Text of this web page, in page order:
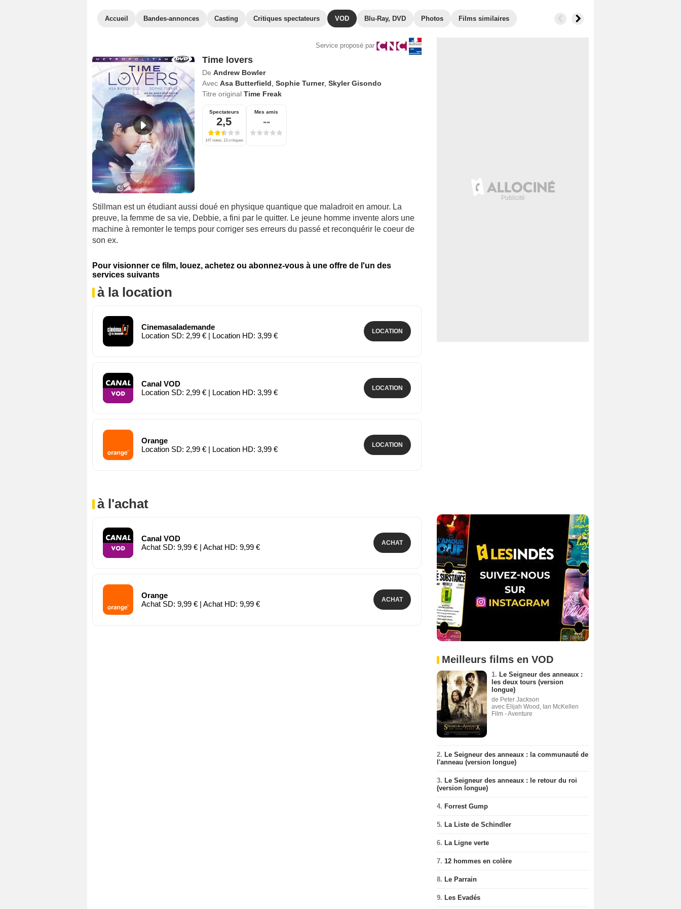
Accueil Bandes-annonces Casting Critiques spectateurs VOD Blu-Ray, DVD Photos Films similaires
Service proposé par
Time lovers
De Andrew Bowler
Avec Asa Butterfield Sophie Turner, Skyler Gisondo
Titre original Time Freak
Spectateurs
2,5
147 notes, 13 critiques
Mes amis
--
Stillman est un étudiant aussi doué en physique quantique que maladroit en amour. La
preuve, la femme de sa vie, Debbie, a fini par le quitter. Le jeune homme invente alors une
machine à remonter le temps pour corriger ses erreurs du passé et reconquérir le coeur de
son ex.
Pour visionner ce film, louez, achetez ou abonnez-vous à une offre de l'un des
services suivants
à la location
Cinemasalademande
Location SD: 2,99 € | Location HD: 3,99 €
LOCATION
Canal VOD
Location SD: 2,99 € | Location HD: 3,99 €
LOCATION
Orange
Location SD: 2,99 € | Location HD: 3,99 €
LOCATION
à l'achat
Canal VOD
Achat SD: 9,99 € | Achat HD: 9,99 €
ACHAT
Orange
Achat SD: 9,99 € | Achat HD: 9,99 €
ACHAT
Meilleurs films en VOD
1. Le Seigneur des anneaux :
les deux tours (version
longue)
de Peter Jackson
avec Elijah Wood, Ian McKellen
Film - Aventure
2. Le Seigneur des anneaux : la communauté de
l'anneau (version longue)
3. Le Seigneur des anneaux : le retour du roi
(version longue)
4. Forrest Gump
5. La Liste de Schindler
6. La Ligne verte
7. 12 hommes en colère
8. Le Parrain
9. Les Evadés